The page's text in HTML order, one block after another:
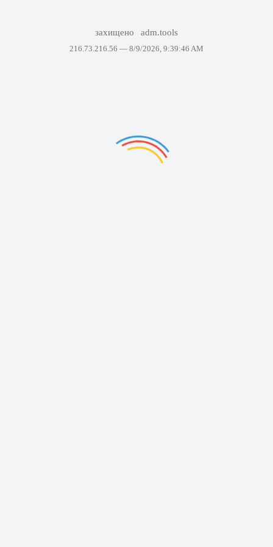
захищено adm.tools
216.73.216.56 — 8/9/2026, 9:39:46 AM